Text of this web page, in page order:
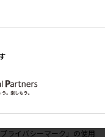
ライバシーマーク」の使用